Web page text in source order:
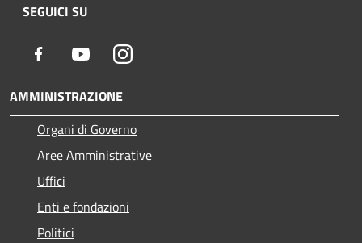
SEGUICI SU
Facebook YoutubeInstagram
AMMINISTRAZIONE
Organi di Governo
Aree Amministrative
Uffici
Enti e fondazioni
Politici